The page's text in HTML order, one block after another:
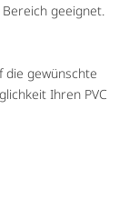
geeignet.
die gewünschte
Ihren PVC